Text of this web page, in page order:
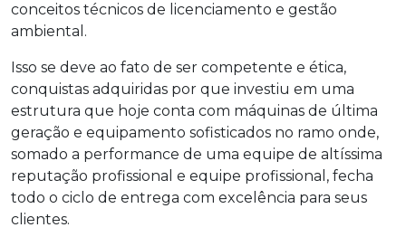
conceitos técnicos de licenciamento e gestão
ambiental.
Isso se deve ao fato de ser competente e ética,
conquistas adquiridas por que investiu em uma
estrutura que hoje conta com máquinas de última
geração e equipamento sofisticados no ramo onde,
somado a performance de uma equipe de altíssima
reputação profissional e equipe profissional, fecha
todo o ciclo de entrega com excelência para seus
clientes.